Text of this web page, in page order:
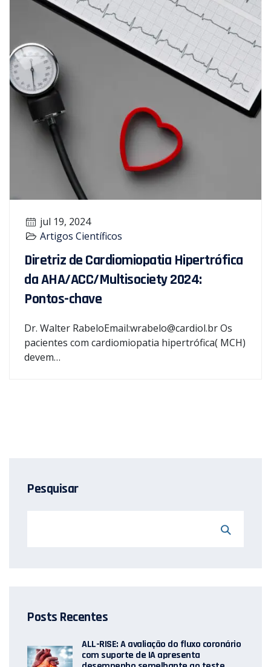
jul 19, 2024
Artigos Científicos
Diretriz de Cardiomiopatia Hipertrófica
da AHA/ACC/Multisociety 2024:
Pontos-chave
Dr. Walter RabeloEmail:wrabelo@cardiol.br Os
pacientes com cardiomiopatia hipertrófica( MCH)
devem…
Pesquisar
Posts Recentes
ALL-RISE: A avaliação do fluxo coronário
com suporte de IA apresenta